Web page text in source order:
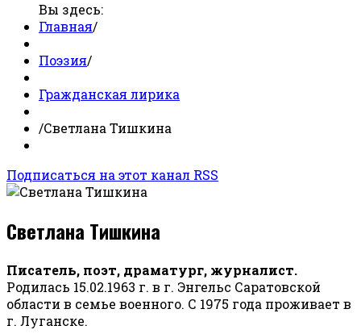
Вы здесь:
Главная/
Поэзия/
Гражданская лирика
/Светлана Тишкина
Подписаться на этот канал RSS
Светлана Тишкина
Писатель, поэт, драматург, журналист.
Родилась 15.02.1963 г. в г. Энгельс Саратовской
области в семье военного. С 1975 года проживает в
г. Луганске.